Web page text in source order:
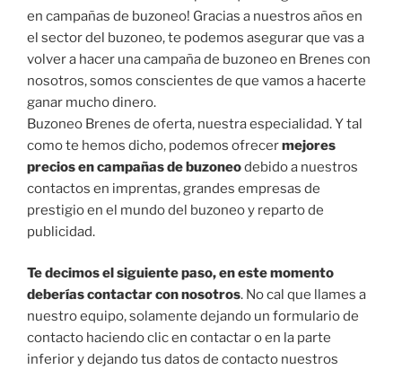
en campañas de buzoneo! Gracias a nuestros años en
el sector del buzoneo, te podemos asegurar que vas a
volver a hacer una campaña de buzoneo en Brenes con
nosotros, somos conscientes de que vamos a hacerte
ganar mucho dinero.
Buzoneo Brenes de oferta, nuestra especialidad. Y tal
como te hemos dicho, podemos ofrecermejores
precios en campañas de buzoneodebido a nuestros
contactos en imprentas, grandes empresas de
prestigio en el mundo del buzoneo y reparto de
publicidad.
Te decimos el siguiente paso, en este momento
deberías contactar con nosotros. No cal que llames a
nuestro equipo, solamente dejando un formulario de
contacto haciendo clic en contactar o en la parte
inferior y dejando tus datos de contacto nuestros